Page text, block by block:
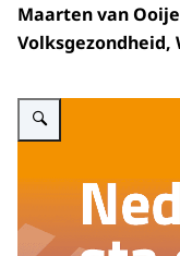
Maarten van
Volksgezondheid,
Vergroot afbeelding